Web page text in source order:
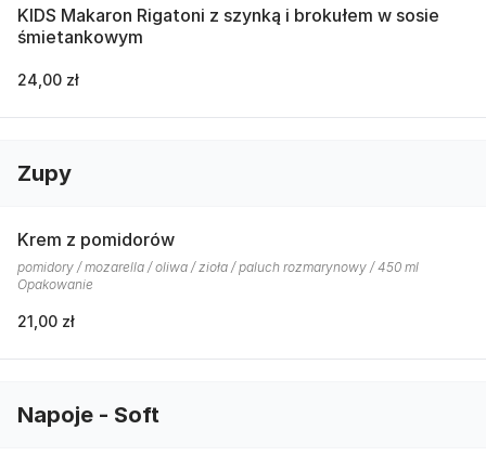
KIDS Makaron Rigatoni z szynką i brokułem w sosie
śmietankowym
24,00 zł
Zupy
Krem z pomidorów
pomidory / mozarella / oliwa / zioła / paluch rozmarynowy / 450 ml
Opakowanie
21,00 zł
Napoje - Soft